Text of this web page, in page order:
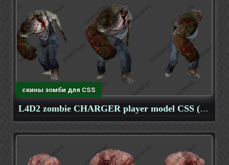
скины зомби для CSS
L4D2 zombie CHARGER player model CSS (V34, OB)